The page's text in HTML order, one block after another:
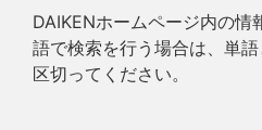
DAIKENホームページ内の情
語で検索を行う場合は、単
区切ってください。